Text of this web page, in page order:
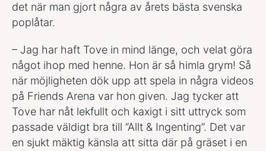
det när man gjort några av årets bästa svenska
poplåtar.
– Jag har haft Tove in mind länge, och velat göra
något ihop med henne. Hon är så himla grym! Så
när möjligheten dök upp att spela in några videos
på Friends Arena var hon given. Jag tycker att
Tove har nåt lekfullt och kaxigt i sitt uttryck som
passade väldigt bra till ”Allt & Ingenting”. Det var
en sjukt mäktig känsla att sitta där på gräset i en